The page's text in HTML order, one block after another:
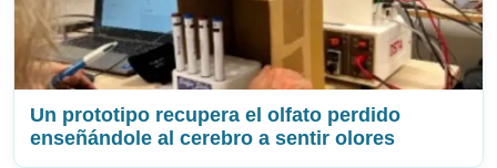
Un prototipo recupera el olfato perdido
enseñándole al cerebro a sentir olores